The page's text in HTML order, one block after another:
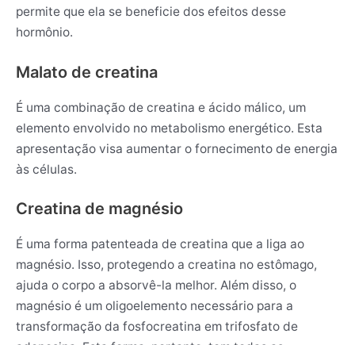
permite que ela se beneficie dos efeitos desse
hormônio.
Malato de creatina
É uma combinação de creatina e ácido málico, um
elemento envolvido no metabolismo energético. Esta
apresentação visa aumentar o fornecimento de energia
às células.
Creatina de magnésio
É uma forma patenteada de creatina que a liga ao
magnésio. Isso, protegendo a creatina no estômago,
ajuda o corpo a absorvê-la melhor. Além disso, o
magnésio é um oligoelemento necessário para a
transformação da fosfocreatina em trifosfato de